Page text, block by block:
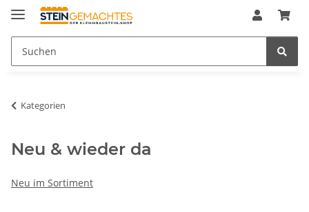
Kategorien
Neu & wieder da
Neu im Sortiment